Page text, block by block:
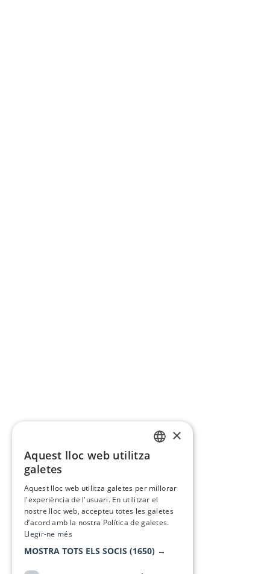
×
Aquest lloc web utilitza
galetes
Aquest lloc web utilitza galetes per millorar
l'experiència de l'usuari. En utilitzar el
nostre lloc web, accepteu totes les galetes
d’acord amb la nostra Política de galetes.
Llegir-ne més
MOSTRA TOTS ELS SOCIS (1650) →